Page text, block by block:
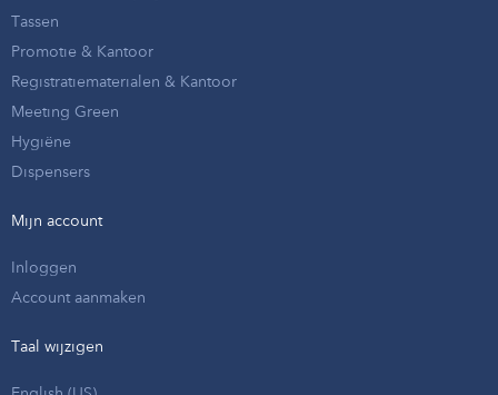
Tassen
Promotie & Kantoor
Registratiematerialen & Kantoor
Meeting Green
Hygiëne
Dispensers
Mijn account
Inloggen
Account aanmaken
Taal wijzigen